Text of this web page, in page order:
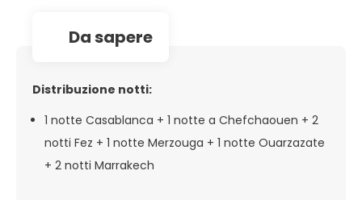
da sapere
Distribuzione notti:
1 notte Casablanca + 1 notte a Chefchaouen + 2
notti Fez + 1 notte Merzouga + 1 notte Ouarzazate
+ 2 notti Marrakech